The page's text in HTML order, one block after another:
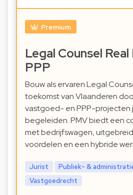
Premium
Legal Counsel
PPP
Bouw als ervaren Legal
toekomst van Vlaanderen
vastgoed- en PPP-projecten
begeleiden. PMV biedt een
met bedrijfswagen,
voordelen en een hybride
Jurist
Publiek- &
Vastgoedrecht